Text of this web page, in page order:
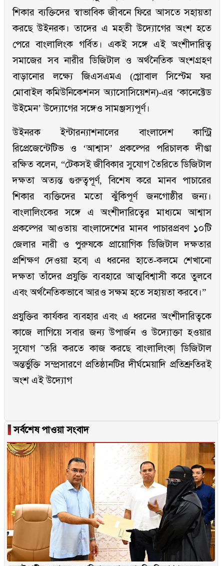
শিকার ব্যক্তিদের স্বাভাবিক জীবনে ফিরে আসতে সহায়তা
করছে উইনরক। তাদের এ মহতী উদ্যোগের অংশ হতে
পেরে বাংলালিংক গর্বিত। একই সঙ্গে এই অংশীদারিত্ব
সমাজের সব নারীর ডিজিটাল ও অর্থনৈতিক অংশগ্রহণ
বাড়ানোর লক্ষ্যে জিএসএমএ (গ্লোবাল সিস্টেম ফর
মোবাইল কমিউনিকেশনস অ্যাসোসিয়েশন)-এর ‘কানেক্টেড
উইমেন’ উদ্যোগের সঙ্গেও সামঞ্জস্যপূর্ণ।
উইনরক ইন্টারন্যাশনালের বাংলাদেশ কান্ট্রি
রিপ্রেজেন্টেটিভ ও ‘আশ্বাস’ প্রকল্পের পরিচালক দীপ্তা
রক্ষিত বলেন, “টেকসই জীবিকার সুযোগ তৈরিতে ডিজিটাল
দক্ষতা অত্যন্ত গুরুত্বপূর্ণ, বিশেষ করে মানব পাচারের
শিকার ব্যক্তিদের মতো ঝুঁকিপূর্ণ জনগোষ্ঠীর জন্য।
বাংলালিংকের সঙ্গে এ অংশীদারিত্বের মাধ্যমে আশ্বাস
প্রকল্পের আওতায় বাংলাদেশের মানব পাচারপ্রবণ ১০টি
জেলার নারী ও পুরুষকে প্রায়োগিক ডিজিটাল দক্ষতার
প্রশিক্ষণ দেওয়া হবে| এ ধরনের হাতে-কলমে শেখানো
দক্ষতা তাঁদের প্রযুক্তি ব্যবহারে আত্মবিশ্বাসী করে তুলবে
এবং অর্থনৈতিকভাবে আরও সক্ষম হতে সহায়তা করবে।”
প্রযুক্তির কার্যকর ব্যবহার এবং এ ধরনের অংশীদারিত্বকে
কাজে লাগিয়ে সবার জন্য উপার্জন ও উদ্যোক্তা হওয়ার
সুযোগ ˆতরি করতে কাজ করছে বাংলালিংক| ডিজিটাল
অন্তর্ভুক্তি সম্প্রসারণে প্রতিষ্ঠানটির দীর্ঘমেয়াদি প্রতিশ্রুতিরই
অংশ এই উদ্যোগ
▐সর্বশেষ পাওয়া সংবাদ